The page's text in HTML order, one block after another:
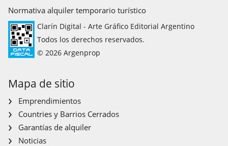
Normativa alquiler temporario turístico
Clarín Digital - Arte Gráfico Editorial Argentino
Todos los derechos reservados.
© 2026 Argenprop
Mapa de sitio
Emprendimientos
Countries y Barrios Cerrados
Garantías de alquiler
Noticias